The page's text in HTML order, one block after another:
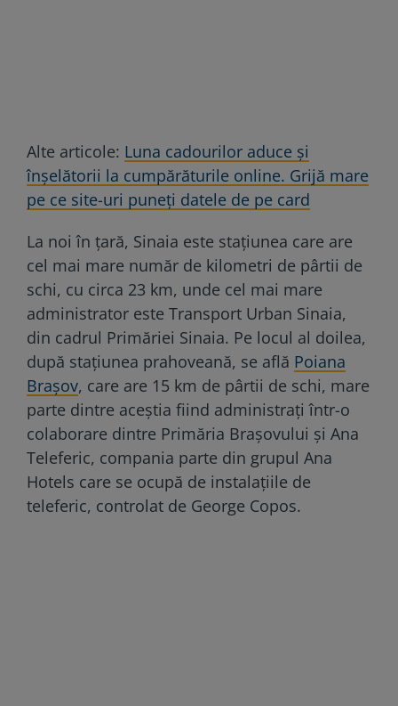
Alte articole: Luna cadourilor aduce şi
înşelătorii la cumpărăturile online. Grijă mare
pe ce site-uri puneţi datele de pe card
La noi în țară, Sinaia este staţiunea care are
cel mai mare număr de kilometri de pârtii de
schi, cu circa 23 km, unde cel mai mare
administrator este Transport Urban Sinaia,
din cadrul Primăriei Sinaia. Pe locul al doilea,
după staţiunea prahoveană, se află Poiana
Braşov, care are 15 km de pârtii de schi, mare
parte dintre aceştia fiind administraţi într-o
colaborare dintre Primăria Braşovului şi Ana
Teleferic, compania parte din grupul Ana
Hotels care se ocupă de instalaţiile de
teleferic, controlat de George Copos.